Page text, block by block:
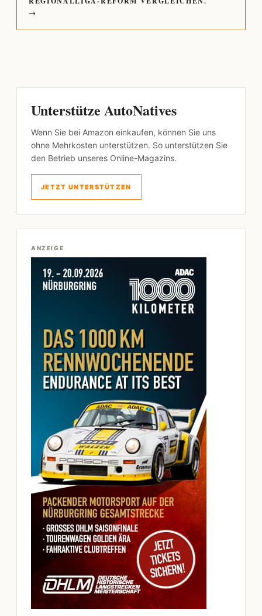
→
Unterstütze AutoNatives
Wenn Sie bei Amazon einkaufen, können Sie uns
ohne Mehrkosten unterstützen. So unterstützen Sie
den Betrieb unseres Online-Magazins.
JETZT UNTERSTÜTZEN
ANZEIGE